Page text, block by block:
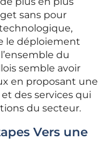
sans pour
le déploiement
du
semble avoir
en proposant une
des services qui
du secteur.
Vers une